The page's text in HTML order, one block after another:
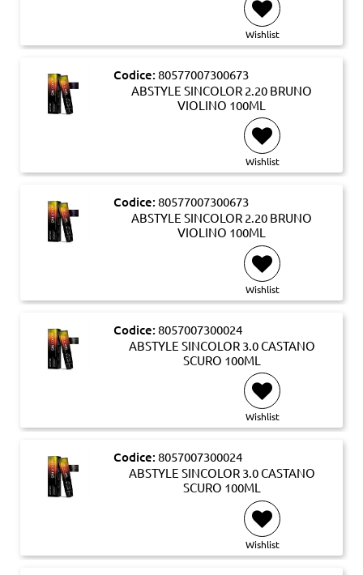
Wishlist
Codice: 80577007300673
ABSTYLE SINCOLOR 2.20 BRUNO
VIOLINO 100ML
Wishlist
Codice: 80577007300673
ABSTYLE SINCOLOR 2.20 BRUNO
VIOLINO 100ML
Wishlist
Codice: 8057007300024
ABSTYLE SINCOLOR 3.0 CASTANO
SCURO 100ML
Wishlist
Codice: 8057007300024
ABSTYLE SINCOLOR 3.0 CASTANO
SCURO 100ML
Wishlist